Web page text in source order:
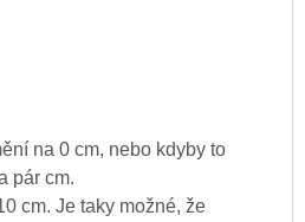
na 0 cm, nebo kdyby to
pár cm.
cm. Je taky možné, že